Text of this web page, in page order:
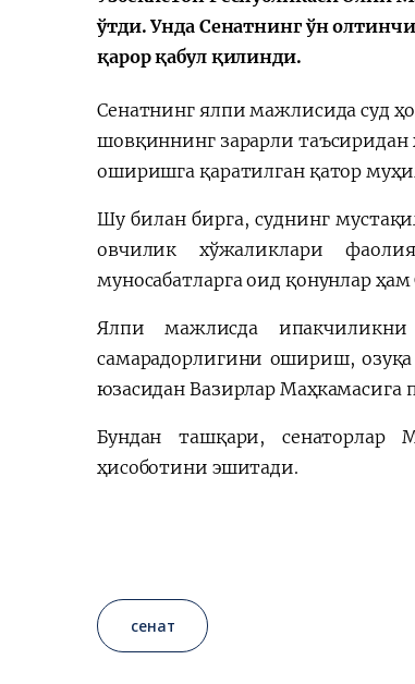
Gipfeltreffen
Zentralasien-Chinaўтди. Унда Сенатнинг ўн
қарор қабул қилинди.
Сенатнинг ялпи мажлисида суд
шовқиннинг зарарли
оширишга қаратилган қатор
Шу билан бирга, суднинг
овчилик хўжаликлари
муносабатларга оид қонунлар
Ялпи мажлисда
самарадорлигини ошириш,
юзасидан Вазирлар Маҳкамасига
Бундан ташқари, сенаторлар
ҳисоботини эшитади.
сенат